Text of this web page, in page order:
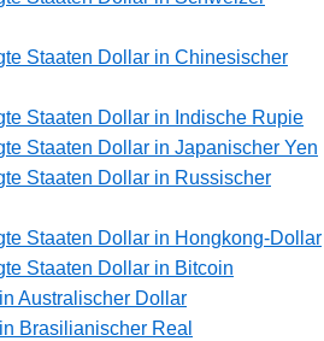
Staaten Dollar in Chinesischer
Staaten Dollar in Indische Rupie
Staaten Dollar in Japanischer Yen
Staaten Dollar in Russischer
Staaten Dollar in Hongkong-Dollar
Staaten Dollar in Bitcoin
Australischer Dollar
Brasilianischer Real